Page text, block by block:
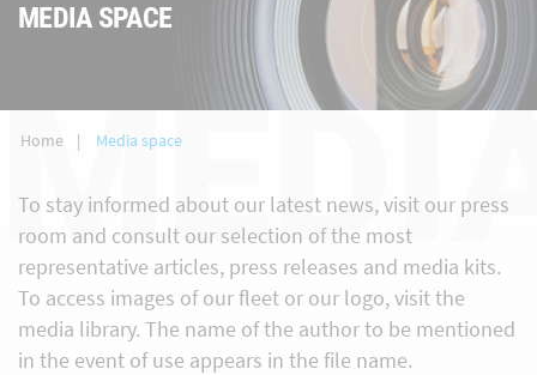
MEDIA SPACE
Home Media space
To stay informed about our latest news, visit our press
room and consult our selection of the most
representative articles, press releases and media kits.
To access images of our fleet or our logo, visit the
media library. The name of the author to be mentioned
in the event of use appears in the file name.